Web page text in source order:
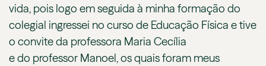
vida, pois logo em seguida à minha formação do
colegial ingressei no curso de Educação Física e tive
o convite da professora Maria Cecília
e do professor Manoel, os quais foram meus